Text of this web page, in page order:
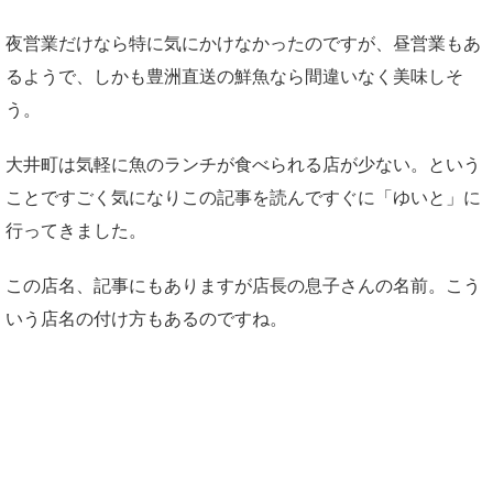
夜営業だけなら特に気にかけなかったのですが、昼営業もあ
るようで、しかも豊洲直送の鮮魚なら間違いなく美味しそ
う。
大井町は気軽に魚のランチが食べられる店が少ない。という
ことですごく気になりこの記事を読んですぐに「ゆいと」に
行ってきました。
この店名、記事にもありますが店長の息子さんの名前。こう
いう店名の付け方もあるのですね。